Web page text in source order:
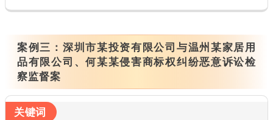
案例三： 深圳市某投资有限公司与温州某家居用
品有限公司、何某某侵害商标权纠纷恶意诉讼检
察监督案
关键词